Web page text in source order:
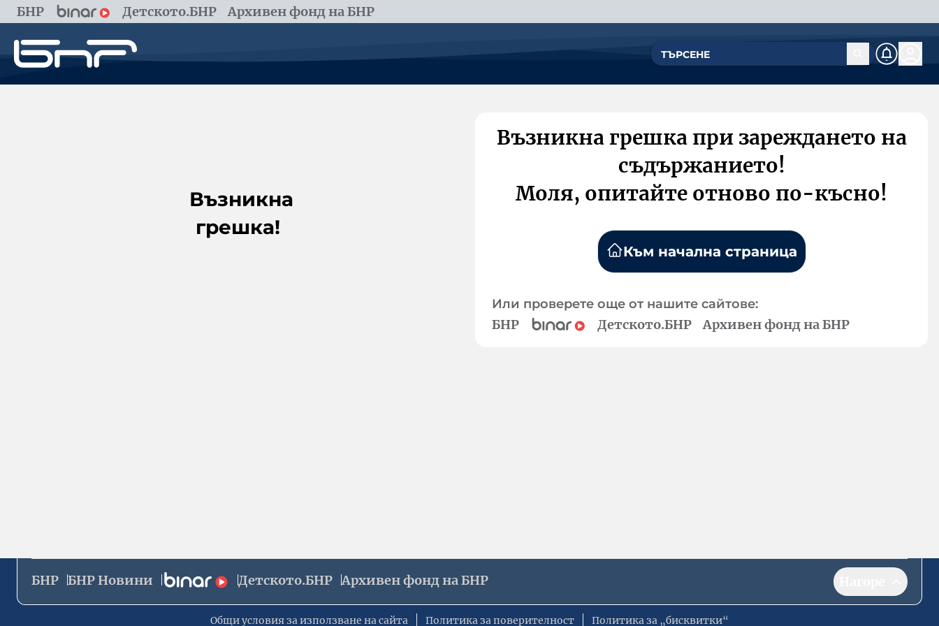
БНР Детското.БНР Архивен фонд на БНР
Възникна
грешка!
Възникна грешка при зареждането на
съдържанието!
Моля, опитайте отново по-късно!
Към начална страница
Или проверете още от нашите сайтове:
БНР Детското.БНР Архивен фонд на БНР
БНР БНР Новини Детското.БНР Архивен фонд на БНР
Общи условия за използване на сайта Политика за поверителност Политика за „бисквитки“